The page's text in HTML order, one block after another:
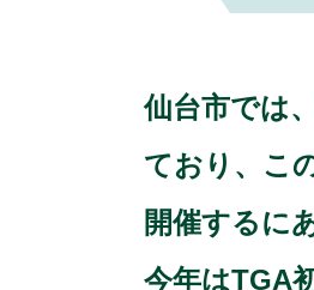
仙台市では
ており、こ
開催するに
今年はTGA